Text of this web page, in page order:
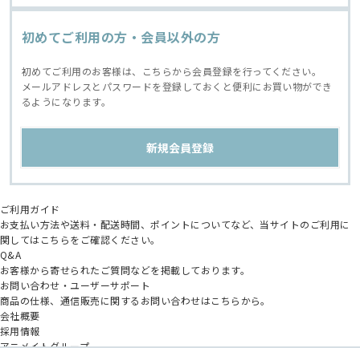
初めてご利用の方・会員以外の方
初めてご利用のお客様は、こちらから会員登録を行ってください。
メールアドレスとパスワードを登録しておくと便利にお買い物ができ
るようになります。
ご利用ガイド
お支払い方法や送料・配送時間、ポイントについてなど、当サイトのご利用に
関してはこちらをご確認ください。
Q&A
お客様から寄せられたご質問などを掲載しております。
お問い合わせ・ユーザーサポート
商品の仕様、通信販売に関するお問い合わせはこちらから。
会社概要
採用情報